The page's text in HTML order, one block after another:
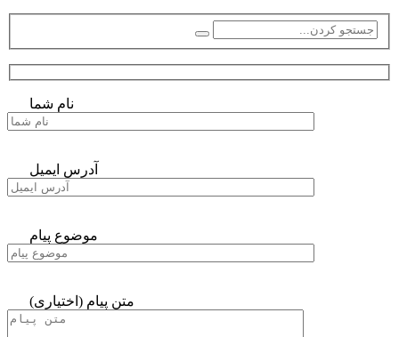
نام شما
آدرس ایمیل
موضوع پیام
متن پیام (اختیاری)